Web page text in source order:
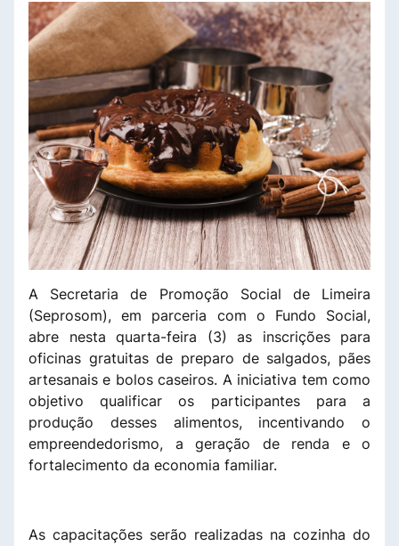
A Secretaria de Promoção Social de Limeira
(Seprosom), em parceria com o Fundo Social,
abre nesta quarta-feira (3) as inscrições para
oficinas gratuitas de preparo de salgados, pães
artesanais e bolos caseiros. A iniciativa tem como
objetivo qualificar os participantes para a
produção desses alimentos, incentivando o
empreendedorismo, a geração de renda e o
fortalecimento da economia familiar.
As capacitações serão realizadas na cozinha do